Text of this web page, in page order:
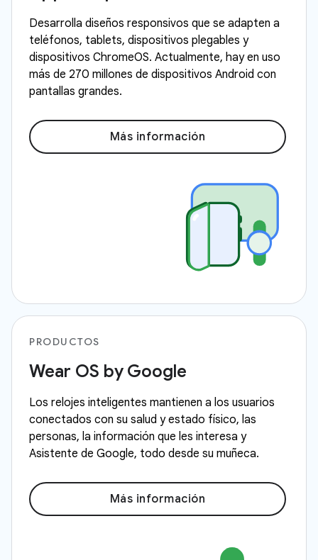
Desarrolla diseños responsivos que se adapten a
teléfonos, tablets, dispositivos plegables y
dispositivos ChromeOS. Actualmente, hay en uso
más de 270 millones de dispositivos Android con
pantallas grandes.
Más información
PRODUCTOS
Wear OS by Google
Los relojes inteligentes mantienen a los usuarios
conectados con su salud y estado físico, las
personas, la información que les interesa y
Asistente de Google, todo desde su muñeca.
Más información